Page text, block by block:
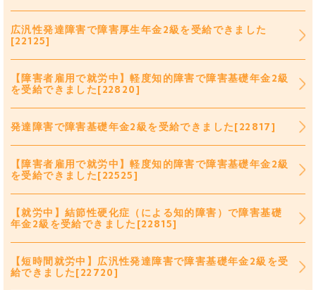
広汎性発達障害で障害厚生年金2級を受給できました
[22125]
【障害者雇用で就労中】軽度知的障害で障害基礎年金2級
を受給できました[22820]
発達障害で障害基礎年金2級を受給できました[22817]
【障害者雇用で就労中】軽度知的障害で障害基礎年金2級
を受給できました[22525]
【就労中】結節性硬化症（による知的障害）で障害基礎
年金2級を受給できました[22815]
【短時間就労中】広汎性発達障害で障害基礎年金2級を受
給できました[22720]